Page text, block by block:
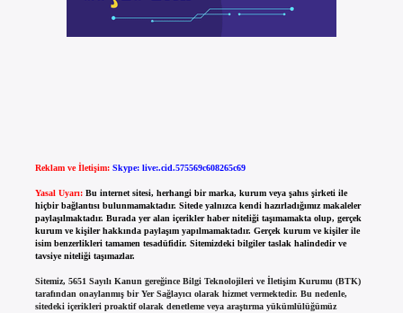
Reklam ve İletişim: Skype: live:.cid.575569c608265c69
Yasal Uyarı: Bu internet sitesi, herhangi bir marka, kurum veya şahıs şirketi ile
hiçbir bağlantısı bulunmamaktadır. Sitede yalnızca kendi hazırladığımız makaleler
paylaşılmaktadır. Burada yer alan içerikler haber niteliği taşımamakta olup, gerçek
kurum ve kişiler hakkında paylaşım yapılmamaktadır. Gerçek kurum ve kişiler ile
isim benzerlikleri tamamen tesadüfidir. Sitemizdeki bilgiler taslak halindedir ve
tavsiye niteliği taşımazlar.
Sitemiz, 5651 Sayılı Kanun gereğince Bilgi Teknolojileri ve İletişim Kurumu (BTK)
tarafından onaylanmış bir Yer Sağlayıcı olarak hizmet vermektedir. Bu nedenle,
sitedeki içerikleri proaktif olarak denetleme veya araştırma yükümlülüğümüz